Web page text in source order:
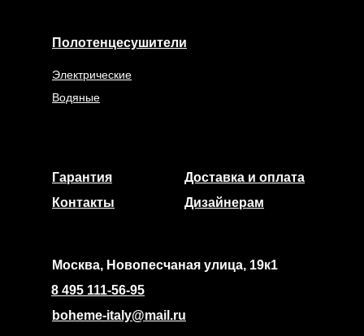
Дизайнерам
Доставка и оплата
Гарантия
Контакты
Полотенцесушители
Электрические
Водяные
8 495 111-56-95
Москва, Новопесчаная улица, 19к1
boheme-italy@mail.ru